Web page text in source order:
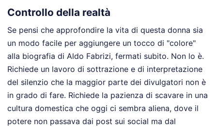
Controllo della realtà
Se pensi che approfondire la vita di questa donna sia
un modo facile per aggiungere un tocco di "colore"
alla biografia di Aldo Fabrizi, fermati subito. Non lo è.
Richiede un lavoro di sottrazione e di interpretazione
del silenzio che la maggior parte dei divulgatori non è
in grado di fare. Richiede la pazienza di scavare in una
cultura domestica che oggi ci sembra aliena, dove il
potere non passava dai post sui social ma dal